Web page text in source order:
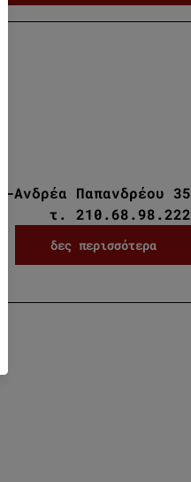
Ανδρέα Παπανδρέου 35
τ. 210.68.98.222
δες περισσότερα